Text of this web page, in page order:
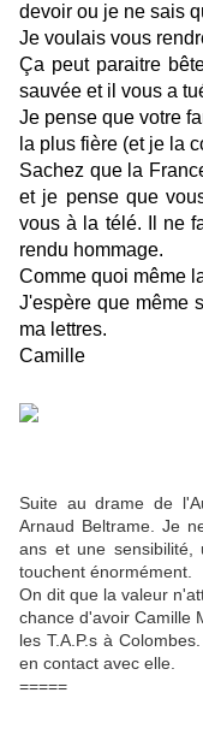
devoir ou je ne sais
Je voulais vous
Ça peut paraitre
sauvée et il vous a
Je pense que votre
la plus fière (et je la
Sachez que la
et je pense que
vous à la télé. Il ne
rendu hommage.
Comme quoi même
J'espère que même
ma lettres.
Camille
Suite au drame de
Arnaud Beltrame. Je
ans et une
touchent énormément.
On dit que la valeur
chance d'avoir Camille
les T.A.P.s à
en contact avec elle.
=====